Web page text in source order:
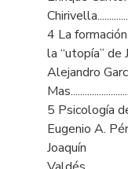
4 La
la “utopía” de
Alejandro
5 Psicología
Eugenio A.
Joaquín